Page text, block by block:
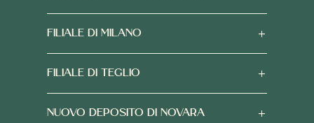
FILIALE DI MILANO
FILIALE DI TEGLIO
NUOVO DEPOSITO DI NOVARA